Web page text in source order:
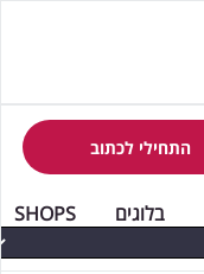
התחילי לכתוב
בלוגים SHOPS